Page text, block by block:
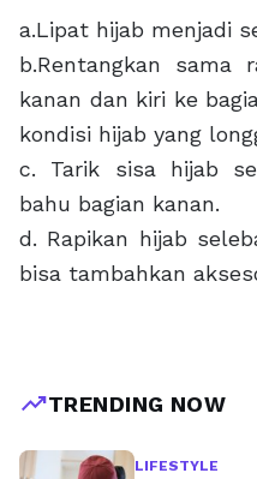
a.Lipat hijab menjadi
b.Rentangkan sama
kanan dan kiri ke
kondisi hijab yang
c. Tarik sisa hijab
bahu bagian kanan.
d. Rapikan hijab
bisa tambahkan
trending_upTRENDING NOW
LIFESTYLE